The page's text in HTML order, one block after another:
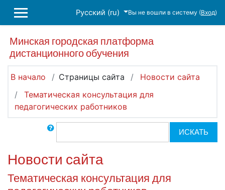
БОКОВАЯ ПАНЕЛЬ
Русский ‎(ru)‎ Вы не вошли в систему (Вход)
Минская городская платформа
дистанционного обучения
В начало Страницы сайта
Новости сайта
Тематическая консультация для
педагогических работников
Поиск по форумам ИСКАТЬ
Новости сайта
Тематическая консультация для